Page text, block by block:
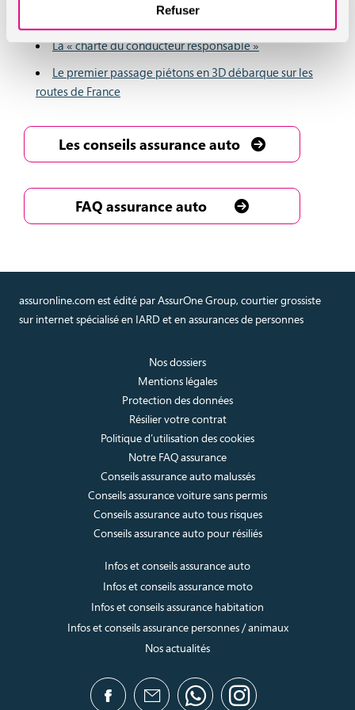
Refuser
Pastille écologique, vous avez la vôtre ?
La « charte du conducteur responsable »
Le premier passage piétons en 3D débarque sur les
routes de France
Les conseils assurance auto
FAQ assurance auto
assuronline.com est édité par AssurOne Group, courtier grossiste
sur internet spécialisé en IARD et en assurances de personnes
Nos dossiers
Mentions légales
Protection des données
Résilier votre contrat
Politique d’utilisation des cookies
Notre FAQ assurance
Conseils assurance auto malussés
Conseils assurance voiture sans permis
Conseils assurance auto tous risques
Conseils assurance auto pour résiliés
Infos et conseils assurance auto
Infos et conseils assurance moto
Infos et conseils assurance habitation
Infos et conseils assurance personnes / animaux
Nos actualités